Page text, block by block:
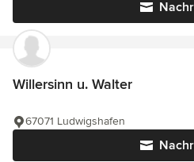
Willersinn u. Walter
67071 Ludwigshafen